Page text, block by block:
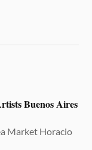
Buenos Aires
Market Horacio